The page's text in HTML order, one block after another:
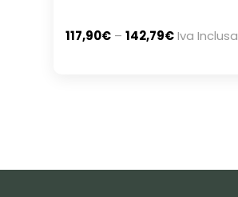
117,90€ – 142,79€Iva Inclusa